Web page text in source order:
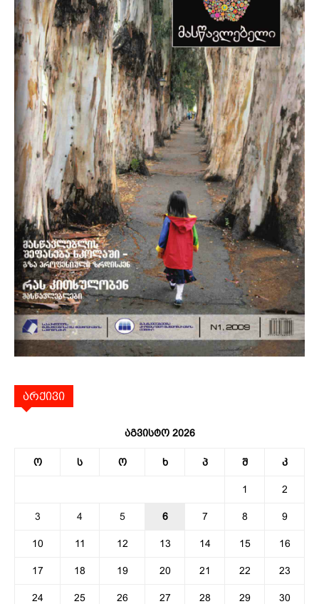
არქივი
აგვისტო 2026
ო ს ო ხ პ შ კ
1 2
3 4 5 6 7 8 9
10 11 12 13 14 15 16
17 18 19 20 21 22 23
24 25 26 27 28 29 30